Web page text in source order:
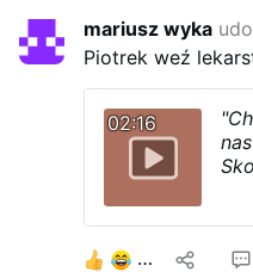
mariusz wyka
Piotrek weź
02:16
10